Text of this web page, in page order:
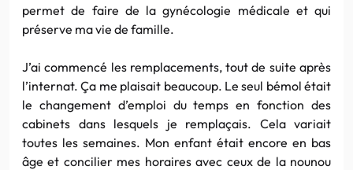
permet de faire de la gynécologie médicale et qui
préserve ma vie de famille.
J’ai commencé les remplacements, tout de suite après
l’internat. Ça me plaisait beaucoup. Le seul bémol était
le changement d’emploi du temps en fonction des
cabinets dans lesquels je remplaçais. Cela variait
toutes les semaines. Mon enfant était encore en bas
âge et concilier mes horaires avec ceux de la nounou